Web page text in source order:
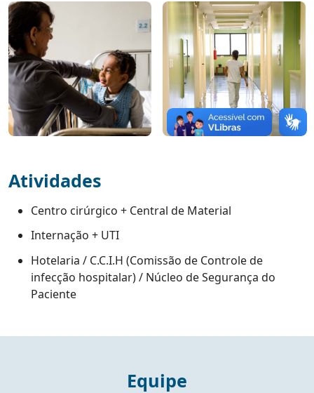
Atividades
Centro cirúrgico + Central de Material
Internação + UTI
Hotelaria / C.C.I.H (Comissão de Controle de
infecção hospitalar) / Núcleo de Segurança do
Paciente
Equipe